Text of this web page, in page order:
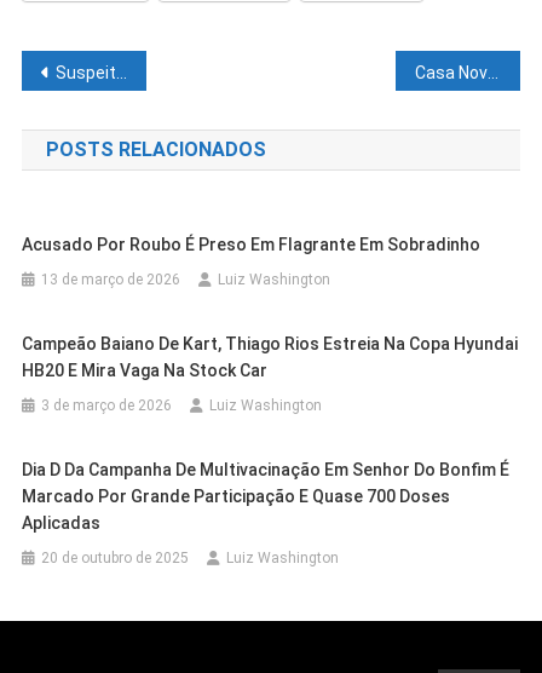
Navegação
de
Post
Suspeito de tentativa de homicídio é preso em flagrante em Euclides da Cunha Casa Nova apresenta Plano de Segurança da 35ª Festa do Interior na próxima segunda-feira (6)
POSTS RELACIONADOS
Acusado Por Roubo É Preso Em Flagrante Em Sobradinho
13 de março de 2026 Luiz Washington
Campeão Baiano De Kart, Thiago Rios Estreia Na Copa Hyundai
HB20 E Mira Vaga Na Stock Car
3 de março de 2026 Luiz Washington
Dia D Da Campanha De Multivacinação Em Senhor Do Bonfim É
Marcado Por Grande Participação E Quase 700 Doses
Aplicadas
20 de outubro de 2025 Luiz Washington
Cidades
Programa Farmácia Em Todo Lugar
Casa Nova
Prefeitura De Casa Nova Promove
Cidades Petrolina
Sexta Para Curso De Inglês
Cidades Juazeiro
Juazeiro: Motorista Transportando